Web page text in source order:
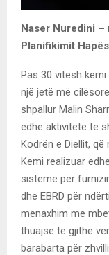
Naser Nuredini
Planifikimit
Pas 30 vitesh
një jetë më
shpallur Malin
edhe aktivitete të
Kodrën e Diellit, që
Kemi realizuar
sisteme për
dhe EBRD për
menaxhim me
thuajse të gjithë
barabarta për